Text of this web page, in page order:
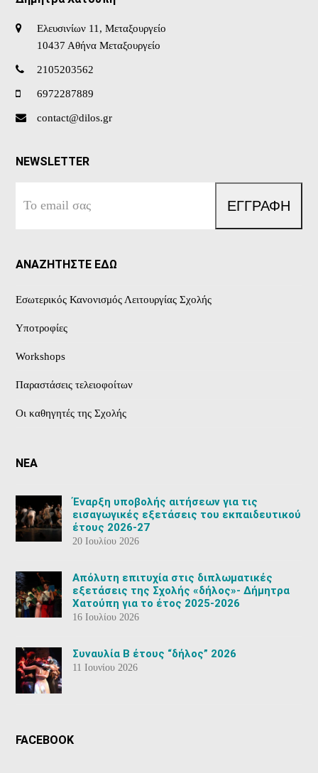
Ελευσινίων 11, Μεταξουργείο
10437 Αθήνα Μεταξουργείο
2105203562
6972287889
contact@dilos.gr
NEWSLETTER
email
ΕΓΓΡΑΦΗ
ΑΝΑΖΗΤΗΣΤΕ ΕΔΩ
Εσωτερικός Κανονισμός Λειτουργίας Σχολής
Υποτροφίες
Workshops
Παραστάσεις τελειοφοίτων
Οι καθηγητές της Σχολής
ΝΕΑ
Έναρξη υποβολής αιτήσεων για τις
εισαγωγικές εξετάσεις του εκπαιδευτικού
έτους 2026-27
20 Ιουλίου 2026
Aπόλυτη επιτυχία στις διπλωματικές
εξετάσεις της Σχολής «δήλος»- Δήμητρα
Χατούπη για το έτος 2025-2026
16 Ιουλίου 2026
Συναυλία Β έτους “δήλος” 2026
11 Ιουνίου 2026
FACEBOOK